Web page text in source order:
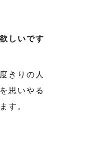
しいです
きりの人
思いやる
す。